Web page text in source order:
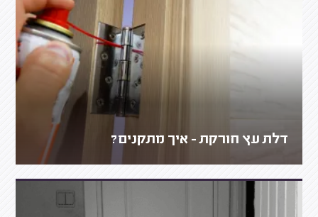
דלת עץ חורקת - איך מתקנים?